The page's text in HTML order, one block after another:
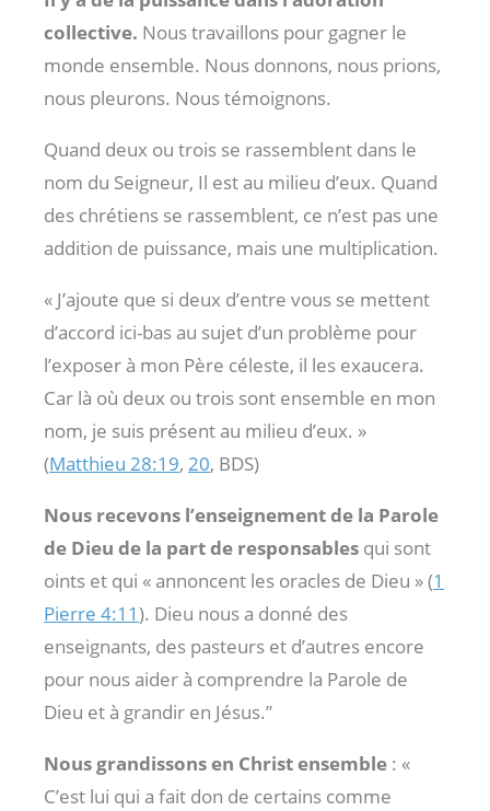
collective. Nous travaillons pour gagner le
monde ensemble. Nous donnons, nous prions,
nous pleurons. Nous témoignons.
Quand deux ou trois se rassemblent dans le
nom du Seigneur, Il est au milieu d’eux. Quand
des chrétiens se rassemblent, ce n’est pas une
addition de puissance, mais une multiplication.
« J’ajoute que si deux d’entre vous se mettent
d’accord ici-bas au sujet d’un problème pour
l’exposer à mon Père céleste, il les exaucera.
Car là où deux ou trois sont ensemble en mon
nom, je suis présent au milieu d’eux. »
(Matthieu 28:19, 20, BDS)
Nous recevons l’enseignement de la Parole
de Dieu de la part de responsables qui sont
oints et qui « annoncent les oracles de Dieu » (1
Pierre 4:11). Dieu nous a donné des
enseignants, des pasteurs et d’autres encore
pour nous aider à comprendre la Parole de
Dieu et à grandir en Jésus.”
Nous grandissons en Christ ensemble : «
C’est lui qui a fait don de certains comme